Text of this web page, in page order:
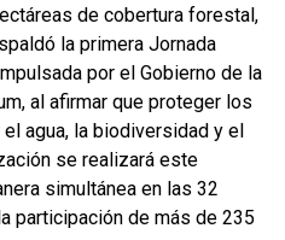
de cobertura forestal,
la primera Jornada
por el Gobierno de la
al afirmar que proteger los
agua, la biodiversidad y el
se realizará este
simultánea en las 32
participación de más de 235